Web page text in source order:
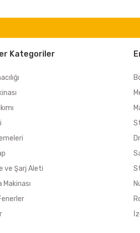
Kategoriler
ve Şarj Aleti
Makinası